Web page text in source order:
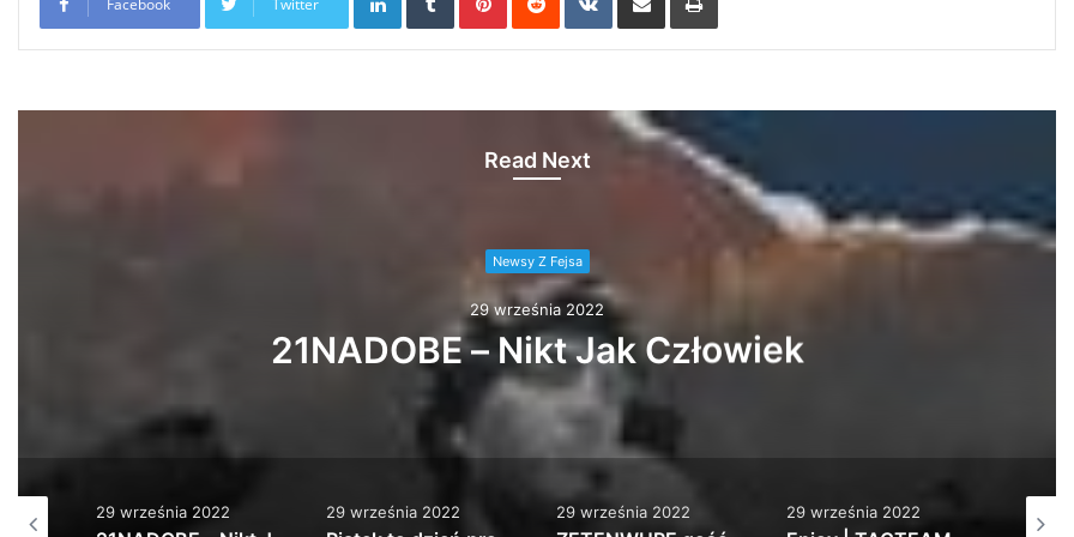
Facebook Twitter
Read Next
Newsy Z Fejsa
29 września 2022
21NADOBE – Nikt Jak Człowiek
29 września 2022 29 września 2022 29 września 2022 29 września 2022